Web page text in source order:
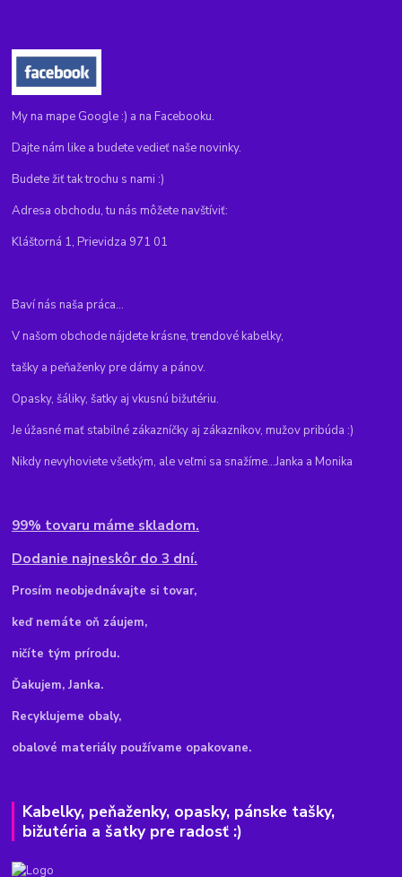
My na mape Google :) a na Facebooku.
Dajte nám like a budete vedieť naše novinky.
Budete žiť tak trochu s nami :)
Adresa obchodu, tu nás môžete navštíviť:
Kláštorná 1, Prievidza 971 01
Baví nás naša práca...
V našom obchode nájdete krásne, trendové kabelky,
tašky a peňaženky pre dámy a pánov.
Opasky, šáliky, šatky aj vkusnú bižutériu.
Je úžasné mať stabilné zákazníčky aj zákazníkov, mužov pribúda :)
Nikdy nevyhoviete všetkým, ale veľmi sa snažíme...Janka a Monika
99% tovaru máme skladom.
Dodanie najneskôr do 3 dní.
Prosím neobjednávajte si tovar,
keď nemáte oň záujem,
ničíte tým prírodu.
Ďakujem, Janka.
Recyklujeme obaly,
obalové materiály používame opakovane.
Kabelky, peňaženky, opasky, pánske tašky,
bižutéria a šatky pre radosť :)